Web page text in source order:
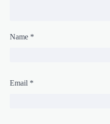
Name *
Email *